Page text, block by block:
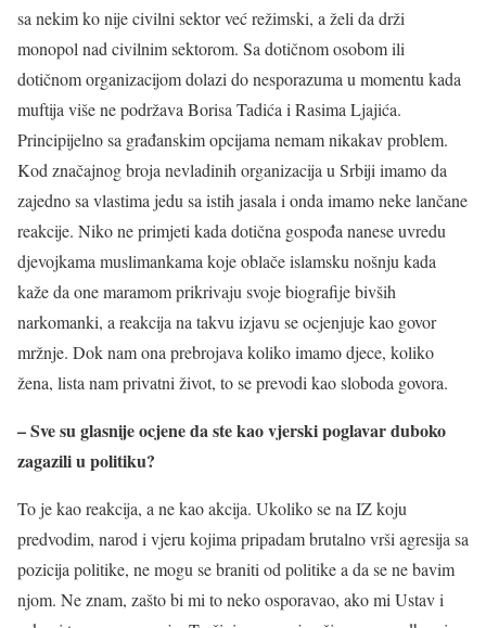
sa nekim ko nije civilni sektor već režimski, a želi da drži
monopol nad civilnim sektorom. Sa dotičnom osobom ili
dotičnom organizacijom dolazi do nesporazuma u momentu kada
muftija više ne podržava Borisa Tadića i Rasima Ljajića.
Principijelno sa građanskim opcijama nemam nikakav problem.
Kod značajnog broja nevladinih organizacija u Srbiji imamo da
zajedno sa vlastima jedu sa istih jasala i onda imamo neke lančane
reakcije. Niko ne primjeti kada dotična gospođa nanese uvredu
djevojkama muslimankama koje oblače islamsku nošnju kada
kaže da one maramom prikrivaju svoje biografije bivših
narkomanki, a reakcija na takvu izjavu se ocjenjuje kao govor
mržnje. Dok nam ona prebrojava koliko imamo djece, koliko
žena, lista nam privatni život, to se prevodi kao sloboda govora.
– Sve su glasnije ocjene da ste kao vjerski poglavar duboko
zagazili u politiku?
To je kao reakcija, a ne kao akcija. Ukoliko se na IZ koju
predvodim, narod i vjeru kojima pripadam brutalno vrši agresija sa
pozicija politike, ne mogu se braniti od politike a da se ne bavim
njom. Ne znam, zašto bi mi to neko osporavao, ako mi Ustav i